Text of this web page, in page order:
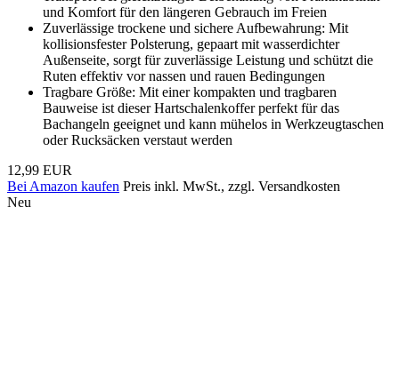
und Komfort für den längeren Gebrauch im Freien
Zuverlässige trockene und sichere Aufbewahrung: Mit
kollisionsfester Polsterung, gepaart mit wasserdichter
Außenseite, sorgt für zuverlässige Leistung und schützt die
Ruten effektiv vor nassen und rauen Bedingungen
Tragbare Größe: Mit einer kompakten und tragbaren
Bauweise ist dieser Hartschalenkoffer perfekt für das
Bachangeln geeignet und kann mühelos in Werkzeugtaschen
oder Rucksäcken verstaut werden
12,99 EUR
Bei Amazon kaufen Preis inkl. MwSt., zzgl. Versandkosten
Neu